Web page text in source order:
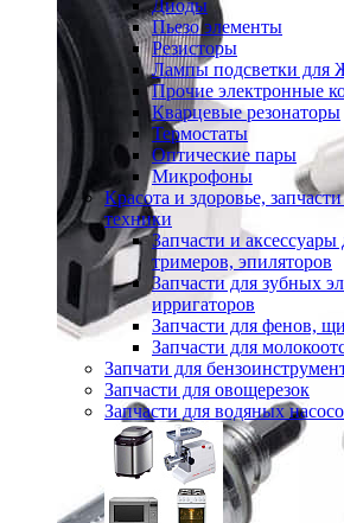
Диоды
Пьезо элементы
Резисторы
Лампы подсветки для
Прочие электронные
Кварцевые резонаторы
Термостаты
Оптические пары
Микрофоны
Красота и здоровье,
техники
Запчасти и аксессуары
тримеров, эпиляторов
Запчасти для зубных
ирригаторов
Запчасти для фенов,
Запчасти для
Запчати для
Запчасти для овощерезок
Запчасти для водяных